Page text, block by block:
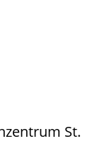
St.